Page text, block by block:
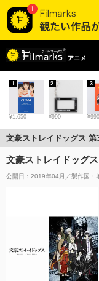
アニメ
¥1,650
1
¥990
2
¥990
3
文豪ストレイドッグス
文豪ストレイドッグ
公開日：2019年04月 製作国・